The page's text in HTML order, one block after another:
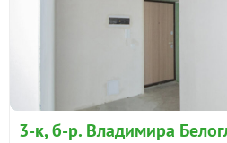
3-к, б-р. Владимира